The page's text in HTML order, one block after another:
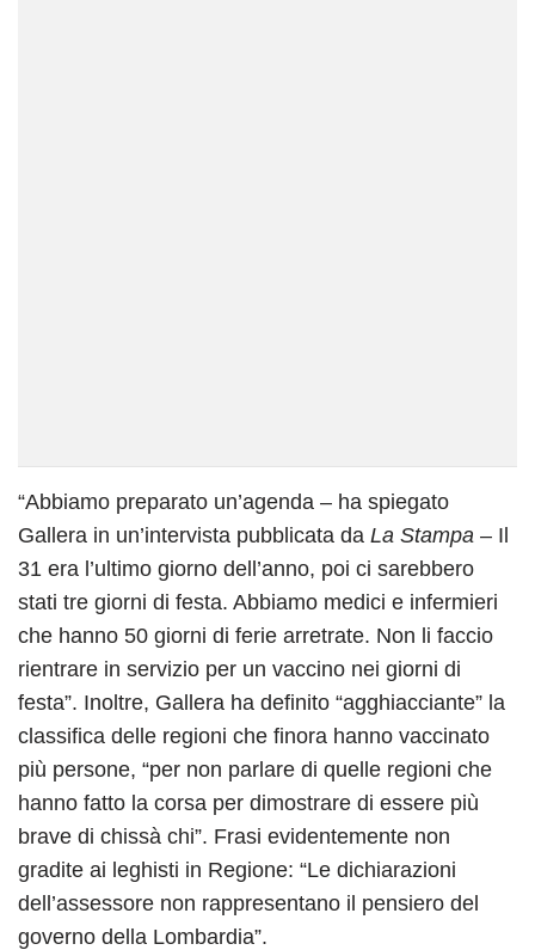
“Abbiamo preparato un’agenda – ha spiegato
Gallera in un’intervista pubblicata da La Stampa – Il
31 era l’ultimo giorno dell’anno, poi ci sarebbero
stati tre giorni di festa. Abbiamo medici e infermieri
che hanno 50 giorni di ferie arretrate. Non li faccio
rientrare in servizio per un vaccino nei giorni di
festa”. Inoltre, Gallera ha definito “agghiacciante” la
classifica delle regioni che finora hanno vaccinato
più persone, “per non parlare di quelle regioni che
hanno fatto la corsa per dimostrare di essere più
brave di chissà chi”. Frasi evidentemente non
gradite ai leghisti in Regione: “Le dichiarazioni
dell’assessore non rappresentano il pensiero del
governo della Lombardia”.